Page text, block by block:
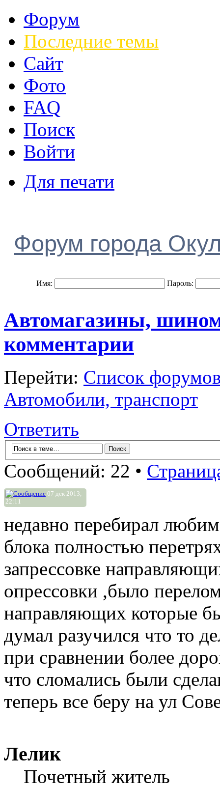
Форум
Последние темы
Сайт
Фото
FAQ
Поиск
Войти
Для печати
Форум города
Имя: Пароль:
Автомагазины,
комментарии
Перейти: Список
Автомобили, транспорт
Ответить
Сообщений: 22 •
07 дек 2013,
22:11
недавно перебирал
блока полностью
запрессовке
опрессовки ,было
направляющих которые
думал разучился что то
при сравнении более
что сломались были
теперь все беру на ул
Лелик
Почетный житель